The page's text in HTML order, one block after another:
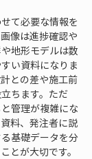
て必要な情報を
像は進捗確認や
地形モデルは数
い資料になりま
との差や施工前
ちます。ただ
管理が複雑にな
料、発注者に説
基礎データを分
とが大切です。